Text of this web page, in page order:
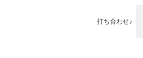
打ち合わせ♪